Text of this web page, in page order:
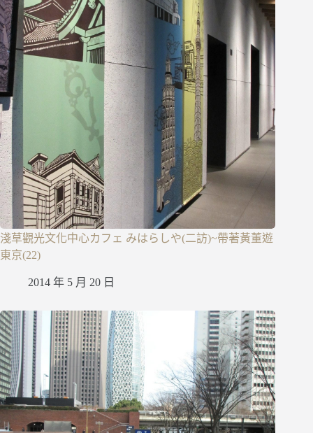
淺草觀光文化中心カフェ みはらしや(二訪)~帶著黃董遊
東京(22)
2014 年 5 月 20 日